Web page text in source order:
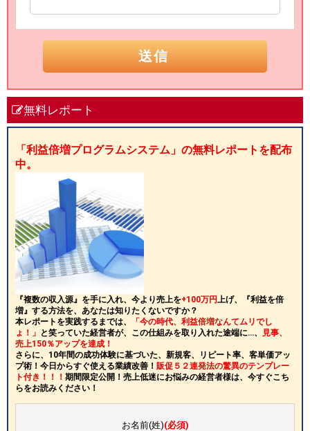
無料レポート
「利益倍増プログラムシステム」の無料レポートを配布
中。
『複数の収入源』を手に入れ、今より売上を+100万円 上げ、『利益を倍
増』する方法を、あなたは知りたくないですか？
本レポートを実践するまでは、
「今の時代、利益倍増なんてムリでし
ょ！」 と笑っていた経営者が、この仕組みを取り入れた途端に…、
見事、
売上150％アップを達成！
さらに、10年間の成功体験に基づいた、新規客、リピート率、客単価アッ
プ術！今日からすぐ使える業績改善！ 販促５２連発法の驚異のテンプレー
ト付き！！！ 期間限定公開！売上低迷にお悩みの経営者様は、今すぐこち
らをお読みください！
お名前(姓)(必須)